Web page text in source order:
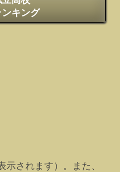
キング
されます）。また、